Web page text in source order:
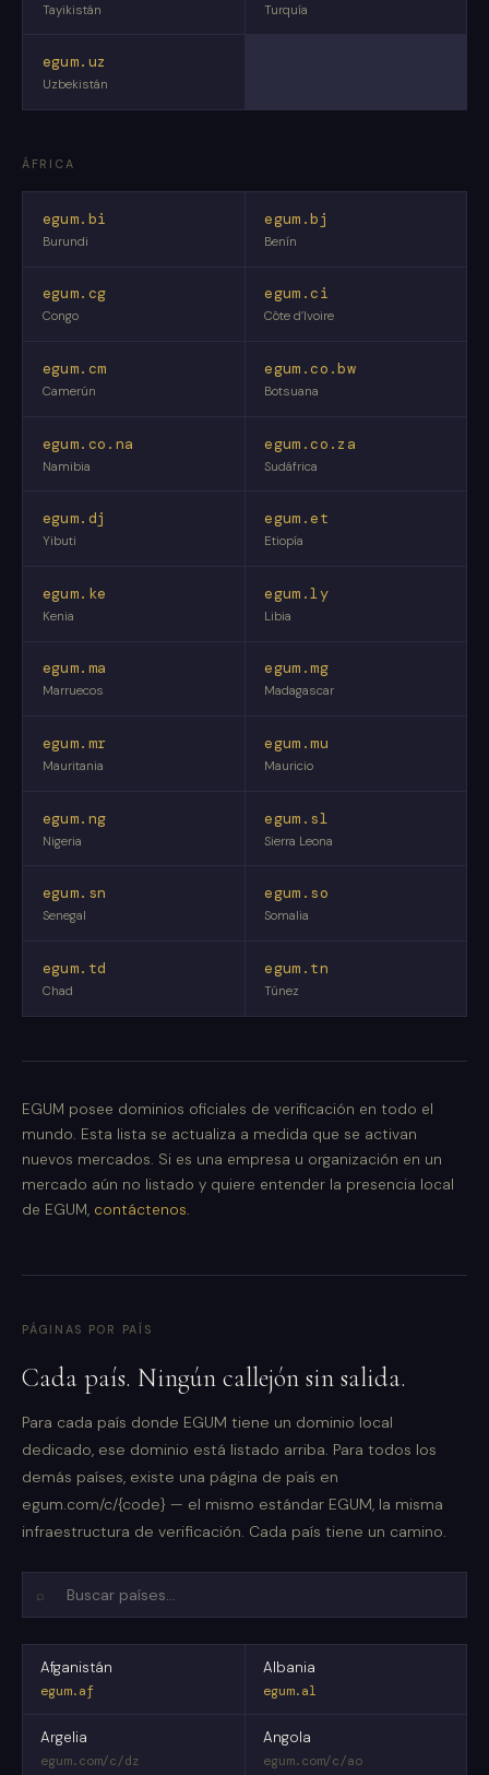
Tayikistán Turquía
egum.uz
Uzbekistán
ÁFRICA
egum.bi
Burundi
egum.bj
Benín
egum.cg
Congo
egum.ci
Côte d’Ivoire
egum.cm
Camerún
egum.co.bw
Botsuana
egum.co.na
Namibia
egum.co.za
Sudáfrica
egum.dj
Yibuti
egum.et
Etiopía
egum.ke
Kenia
egum.ly
Libia
egum.ma
Marruecos
egum.mg
Madagascar
egum.mr
Mauritania
egum.mu
Mauricio
egum.ng
Nigeria
egum.sl
Sierra Leona
egum.sn
Senegal
egum.so
Somalia
egum.td
Chad
egum.tn
Túnez
EGUM posee dominios oficiales de verificación en todo el
mundo. Esta lista se actualiza a medida que se activan
nuevos mercados. Si es una empresa u organización en un
mercado aún no listado y quiere entender la presencia local
de EGUM, contáctenos.
PÁGINAS POR PAÍS
Cada país. Ningún callejón sin salida.
Para cada país donde EGUM tiene un dominio local
dedicado, ese dominio está listado arriba. Para todos los
demás países, existe una página de país en
egum.com/c/{code} — el mismo estándar EGUM, la misma
infraestructura de verificación. Cada país tiene un camino.
⌕
Afganistán
egum.af
Albania
egum.al
Argelia
egum.com/c/dz
Angola
egum.com/c/ao